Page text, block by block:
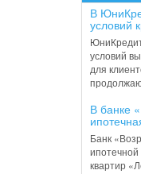
В
условий
условий
для
В банке
Банк
ипотечной
квартир